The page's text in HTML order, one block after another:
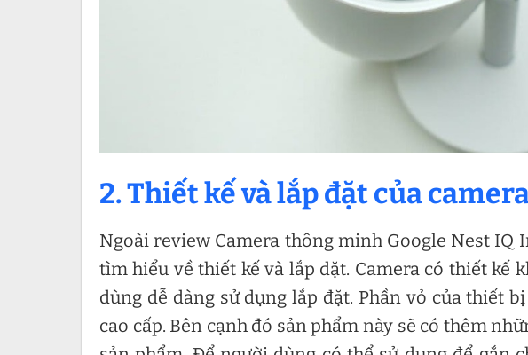
2. Thiết kế và lắp đặt của
Ngoài review Camera thông minh Google Nest IQ
tìm hiểu về thiết kế và lắp đặt. Camera có thiết kế
dùng dễ dàng sử dụng lắp đặt. Phần vỏ của thiết
cao cấp. Bên cạnh đó sản phẩm này sẽ có thêm